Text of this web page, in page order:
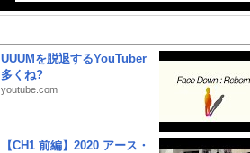
UUUMを脱退するYouTuber
多くね?
youtube.com
【CH1 前編】2020 アース・